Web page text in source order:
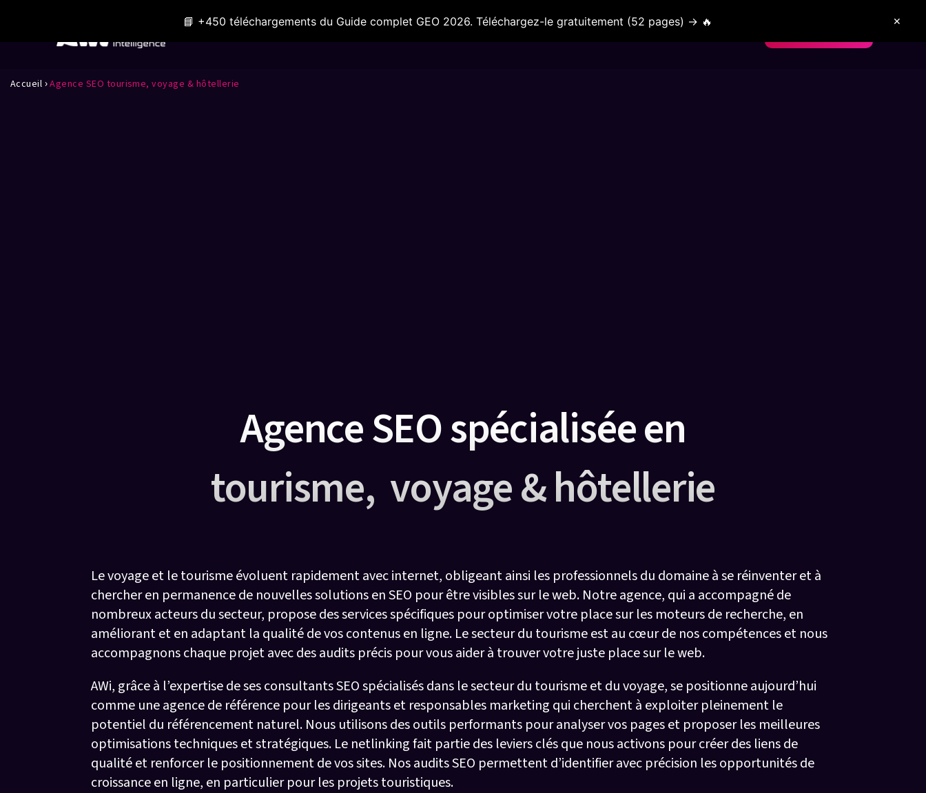
📘 +450 téléchargements du Guide complet GEO 2026. Téléchargez-le gratuitement (52 pages) → 🔥 ✕
Expertises IA & Outils Nos secteurs Ils nous font confiance
Accueil ›Agence SEO tourisme, voyage & hôtellerie
Agence SEO spécialisée en
tourisme, voyage & hôtellerie
Le voyage et le tourisme évoluent rapidement avec internet, obligeant ainsi les professionnels du domaine à se réinventer et à
chercher en permanence de nouvelles solutions en SEO pour être visibles sur le web. Notre agence, qui a accompagné de
nombreux acteurs du secteur, propose des services spécifiques pour optimiser votre place sur les moteurs de recherche, en
améliorant et en adaptant la qualité de vos contenus en ligne. Le secteur du tourisme est au cœur de nos compétences et nous
accompagnons chaque projet avec des audits précis pour vous aider à trouver votre juste place sur le web.
AWi, grâce à l’expertise de ses consultants SEO spécialisés dans le secteur du tourisme et du voyage, se positionne aujourd’hui
comme une agence de référence pour les dirigeants et responsables marketing qui cherchent à exploiter pleinement le
potentiel du référencement naturel. Nous utilisons des outils performants pour analyser vos pages et proposer les meilleures
optimisations techniques et stratégiques. Le netlinking fait partie des leviers clés que nous activons pour créer des liens de
qualité et renforcer le positionnement de vos sites. Nos audits SEO permettent d’identifier avec précision les opportunités de
croissance en ligne, en particulier pour les projets touristiques.